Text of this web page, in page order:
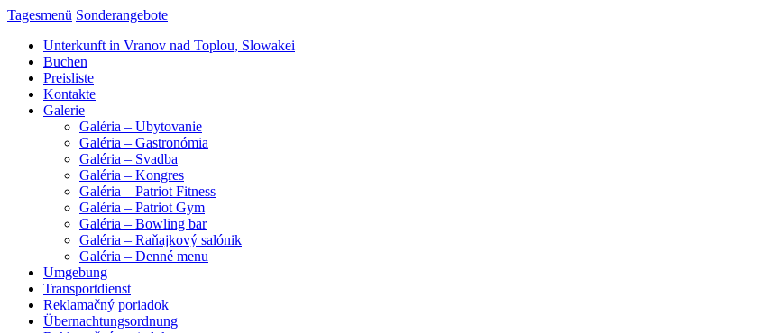
Tagesmenü Sonderangebote
Unterkunft in Vranov nad Toplou, Slowakei
Buchen
Preisliste
Kontakte
Galerie
Galéria – Ubytovanie
Galéria – Gastronómia
Galéria – Svadba
Galéria – Kongres
Galéria – Patriot Fitness
Galéria – Patriot Gym
Galéria – Bowling bar
Galéria – Raňajkový salónik
Galéria – Denné menu
Umgebung
Transportdienst
Reklamačný poriadok
Übernachtungsordnung